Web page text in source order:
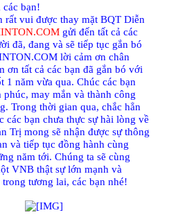
các bạn!
rất vui được thay mặt BQT Diễn
gửi đến tất cả các
đã, đang và sẽ tiếp tục gắn bó
lời cảm ơn chân
ơn tất cả các bạn đã gắn bó với
1 năm vừa qua. Chúc các bạn
phúc, may mắn và thành công
Trong thời gian qua, chắc hẳn
các bạn chưa thực sự hài lòng về
Trị mong sẽ nhận được sự thông
và tiếp tục đồng hành cùng
năm tới. Chúng ta sẽ cùng
VNB thật sự lớn mạnh và
tương lai, các bạn nhé!